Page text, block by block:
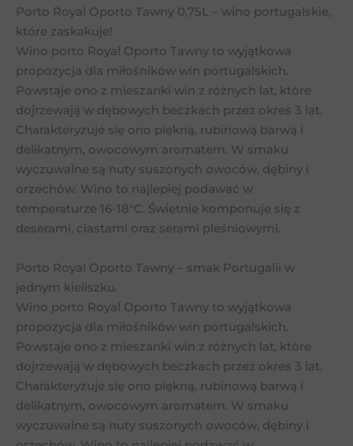
Porto Royal Oporto Tawny 0,75L – wino portugalskie,
które zaskakuje!
Wino porto Royal Oporto Tawny to wyjątkowa
propozycja dla miłośników win portugalskich.
Powstaje ono z mieszanki win z różnych lat, które
dojrzewają w dębowych beczkach przez okres 3 lat.
Charakteryzuje się ono piękną, rubinową barwą i
delikatnym, owocowym aromatem. W smaku
wyczuwalne są nuty suszonych owoców, dębiny i
orzechów. Wino to najlepiej podawać w
temperaturze 16-18°C. Świetnie komponuje się z
deserami, ciastami oraz serami pleśniowymi.
Porto Royal Oporto Tawny – smak Portugalii w
jednym kieliszku.
Wino porto Royal Oporto Tawny to wyjątkowa
propozycja dla miłośników win portugalskich.
Powstaje ono z mieszanki win z różnych lat, które
dojrzewają w dębowych beczkach przez okres 3 lat.
Charakteryzuje się ono piękną, rubinową barwą i
delikatnym, owocowym aromatem. W smaku
wyczuwalne są nuty suszonych owoców, dębiny i